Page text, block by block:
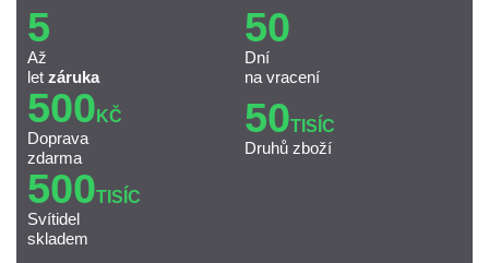
5
Až
let záruka
50
Dní
na vracení
500 KČ
Doprava
zdarma
50TISÍC
Druhů zboží
500TISÍC
Svítidel
skladem